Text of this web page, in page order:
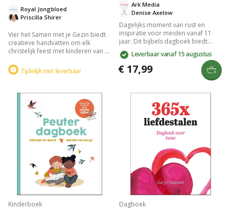
Priscilla Shirer
Royal Jongbloed
Vier het Samen met je Gezin biedt
creatieve handvatten om elk
christelijk feest met kinderen van 3-
praktische handboek bevat
bijbelleesroosters, verhalen, en
feestdagen als Kerst, Pasen en
Pinksteren, geschikt voor thuis,
school of kerk.
Tijdelijk niet leverbaar
Denise Axelow
Ark Media
Dagelijks moment van rust en
inspiratie voor meiden vanaf 11
jaar. Dit bijbels dagboek biedt
herkenbare thema's als liefde en
vergeving, met korte teksten en
bijbelteksten. Hippe uitvoering met
stevig karton-omslag. Perfect
cadeau om plezier en verdieping
Leverbaar vanaf 15 augustus
€ 17,99
Kinderboek Dagboek